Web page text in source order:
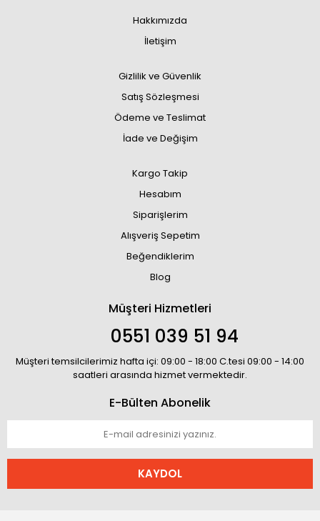
Hakkımızda
İletişim
Gizlilik ve Güvenlik
Satış Sözleşmesi
Ödeme ve Teslimat
İade ve Değişim
Kargo Takip
Hesabım
Siparişlerim
Alışveriş Sepetim
Beğendiklerim
Blog
Müşteri Hizmetleri
0551 039 51 94
Müşteri temsilcilerimiz hafta içi: 09:00 - 18:00 C.tesi 09:00 - 14:00
saatleri arasında hizmet vermektedir.
E-Bülten Abonelik
KAYDOL